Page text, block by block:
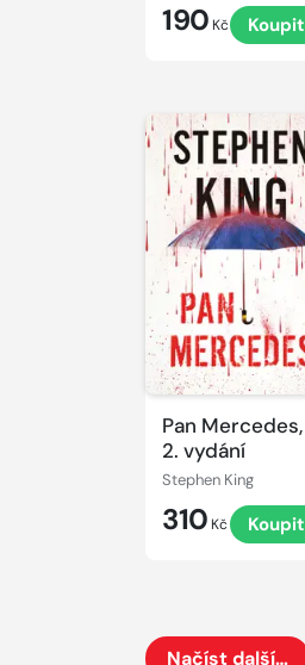
190 Kč Koupit
Pan Mercedes,
2. vydání
Stephen King
310 Kč Koupit
Načíst další…